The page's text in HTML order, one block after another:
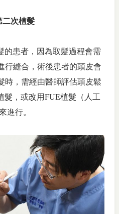
二次植髮
的患者，因為取髮過程會需
行縫合，術後患者的頭皮會
時，需經由醫師評估頭皮鬆
髮，或改用FUE植髮（人工
進行。